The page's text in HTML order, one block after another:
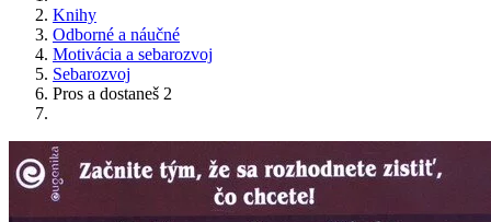
Knihy
Odborné a náučné
Motivácia a sebarozvoj
Sebarozvoj
Pros a dostaneš 2